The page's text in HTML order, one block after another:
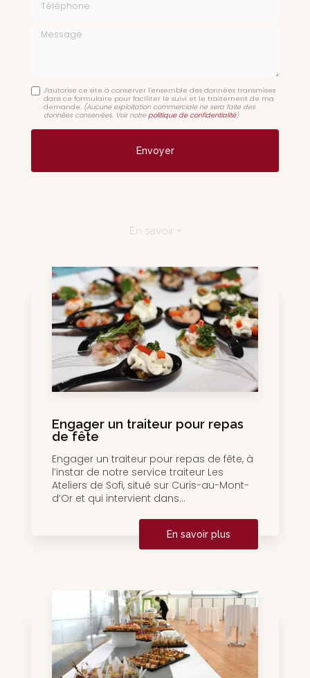
Message
J'autorise ce site à conserver l'ensemble des données transmises
dans ce formulaire pour faciliter le suivi et le traitement de ma
demande. (Aucune exploitation commerciale ne sera faite des
données conservées. Voir notre politique de confidentialité)
En savoir +
Engager un traiteur pour repas
de fête
Engager un traiteur pour repas de fête, à
l’instar de notre service traiteur Les
Ateliers de Sofi, situé sur Curis-au-Mont-
d’Or et qui intervient dans...
En savoir plus